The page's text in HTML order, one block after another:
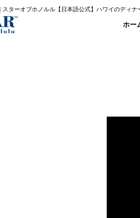
スターオブホノルル【日本語公式】ハワイのディナ
ホー